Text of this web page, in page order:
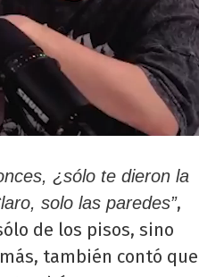
¿sólo te dieron la
solo las paredes”,
de los pisos, sino
también contó que